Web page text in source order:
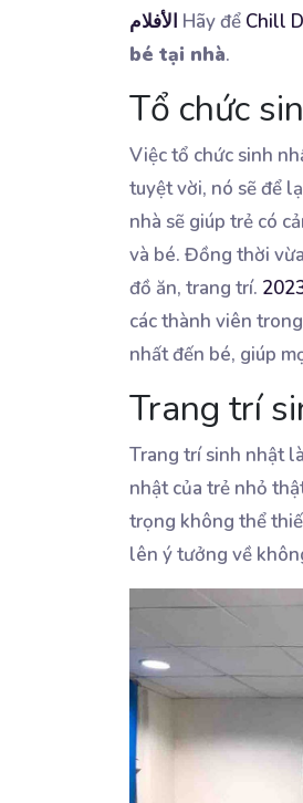
الأفلام Hãy để Chill
bé tại nhà.
Tổ chức
Việc tổ chức sinh
tuyệt vời, nó sẽ để
nhà sẽ giúp trẻ có
và bé. Đồng thời
đồ ăn, trang trí.
các thành viên
nhất đến bé, giúp
Trang trí
Trang trí sinh nhật
nhật của trẻ nhỏ
trọng không thể
lên ý tưởng về